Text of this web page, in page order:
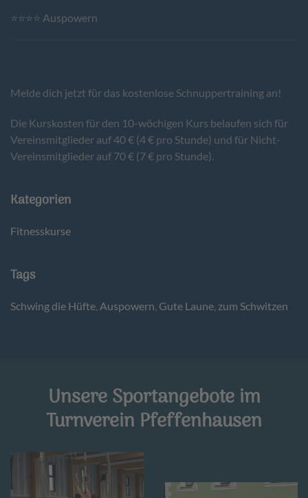
⭐⭐⭐⭐ Auspowern
Melde dich jetzt für das kostenlose Schnuppertraining an!
Die Kurskosten für den 10-wöchigen Kurs belaufen sich für
Vereinsmitglieder auf 40 € (4 € pro Stunde) und für Nicht-
Vereinsmitglieder auf 70 € (7 € pro Stunde).
Kategorien
Fitnesskurse
Tags
Schwing die Hüfte, Auspowern, Gute Laune, zum Schwitzen
Unsere Sportangebote im
Turnverein Pfeffenhausen